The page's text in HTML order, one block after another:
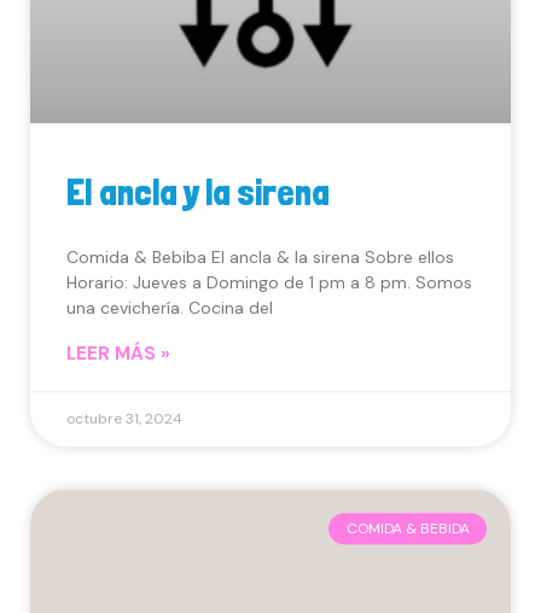
El ancla y la sirena
Comida & Bebiba El ancla & la sirena Sobre ellos
Horario: Jueves a Domingo de 1 pm a 8 pm. Somos
una cevichería. Cocina del
LEER MÁS »
octubre 31, 2024
COMIDA & BEBIDA